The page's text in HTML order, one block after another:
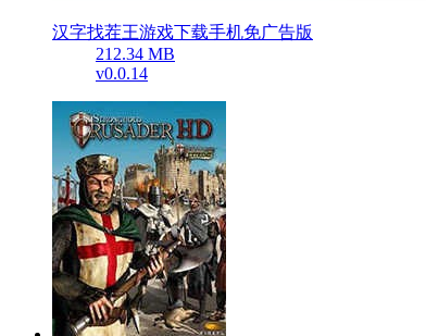
汉字找茬王游戏下载手机免广告版
212.34 MB
v0.0.14